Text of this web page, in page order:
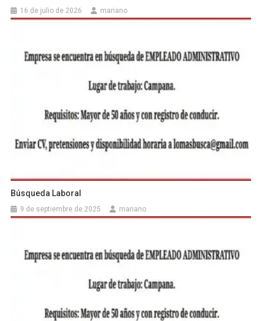
16 de julio de 2026 mariano
Búsqueda Laboral
9 de septiembre de 2025 mariano